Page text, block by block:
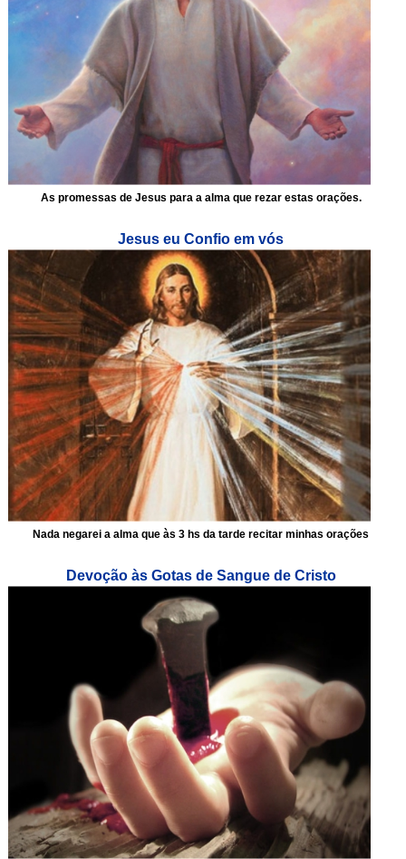
As promessas de Jesus para a alma que rezar estas orações.
Jesus eu Confio em vós
Nada negarei a alma que às 3 hs da tarde recitar minhas orações
Devoção às Gotas de Sangue de Cristo